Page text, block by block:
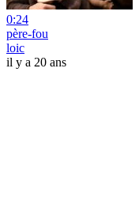
0:24
père-fou
loic
il y a 20 ans